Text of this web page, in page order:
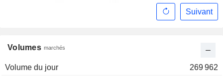
Volumes marchés
Volume du jour
269 962
Suivant